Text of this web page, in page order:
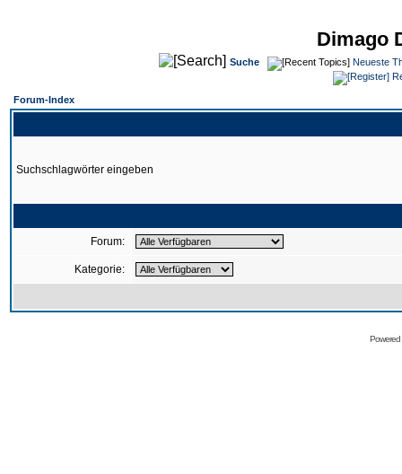
Dimago
Suche
Neueste
Forum-Index
Suchschlagwörter eingeben
Forum:
Kategorie: